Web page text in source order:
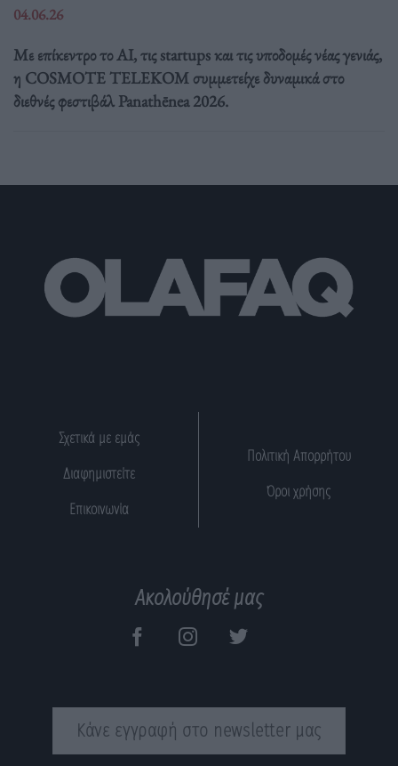
04.06.26
Με επίκεντρο το AI, τις startups και τις υποδομές νέας γενιάς,
η COSMOTE TELEKOM συμμετείχε δυναμικά στο
διεθνές φεστιβάλ Panathēnea 2026.
Σχετικά με εμάς
Διαφημιστείτε
Επικοινωνία
Πολιτική Απορρήτου
Όροι χρήσης
Ακολούθησέ μας
Κάνε εγγραφή στο newsletter μας